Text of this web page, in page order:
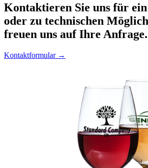
Kontaktieren Sie uns für
oder zu technischen
freuen uns auf Ihre Anfrage.
Kontaktformular →